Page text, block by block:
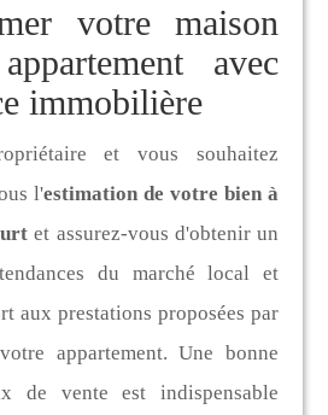
votre maison
avec
immobilière
et vous souhaitez
l'estimation de votre bien à
et assurez-vous d'obtenir un
du marché local et
aux prestations proposées par
appartement. Une bonne
de vente est indispensable